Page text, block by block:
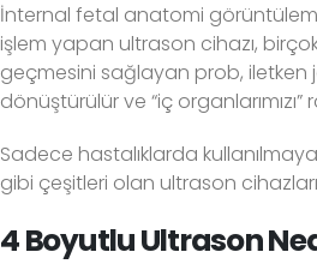
İnternal fetal anatomi
işlem yapan ultrason cihazı,
geçmesini sağlayan prob, iletken
dönüştürülür ve “iç organlarımızı”
Sadece hastalıklarda
gibi çeşitleri olan ultrason
4 Boyutlu Ultrason